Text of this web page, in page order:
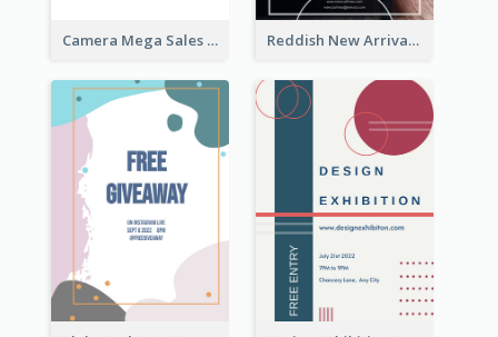
Camera Mega Sales Flyer Reddish New Arrivals Flyer